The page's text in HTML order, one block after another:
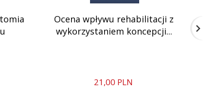
Ocena wpływu rehabilitacji z
wykorzystaniem koncepcji...
21,00 PLN